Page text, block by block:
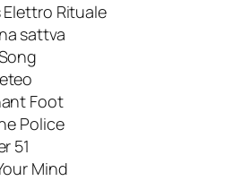
Elettro Rituale
sattva
Foot
Police
51
Mind